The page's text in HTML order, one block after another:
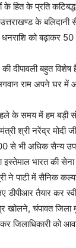
हित के प्रति
के बलिदानी
को बढ़ाकर
दीपावली बहुत
भगवान राम अपने
के समय में हम बड़ी
श्री नरेंद्र मोदी
से भी अधिक सैन्य
भारत की सेना
ने पाटी में सैनिक
डीपीआर तैयार कर
खोलने, चंपावत
जिलाधिकारी को